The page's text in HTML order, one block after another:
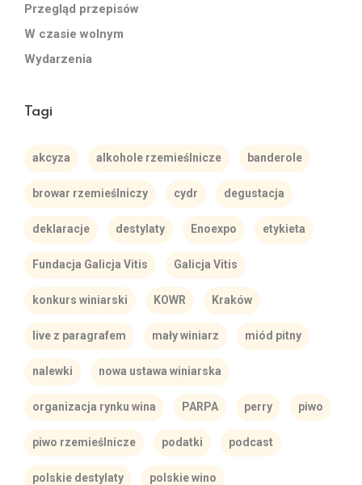
Przegląd przepisów
W czasie wolnym
Wydarzenia
Tagi
akcyza alkohole rzemieślnicze banderole
browar rzemieślniczy cydr degustacja
deklaracje destylaty Enoexpo etykieta
Fundacja Galicja Vitis Galicja Vitis
konkurs winiarski KOWR Kraków
live z paragrafem mały winiarz miód pitny
nalewki nowa ustawa winiarska
organizacja rynku wina PARPA perry piwo
piwo rzemieślnicze podatki podcast
polskie destylaty polskie wino